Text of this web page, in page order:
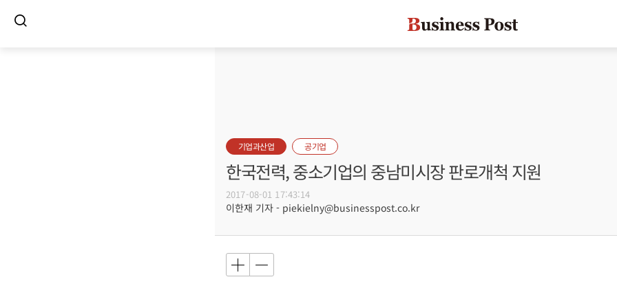
기업과산업 공기업
한국전력, 중소기업의 중남미시장 판로개척 지원
2017-08-01 17:43:14
이한재 기자 - piekielny@businesspost.co.kr